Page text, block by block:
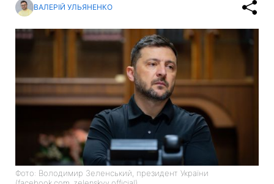
ВАЛЕРІЙ УЛЬЯНЕНКО
Фото: Володимир Зеленський, президент України